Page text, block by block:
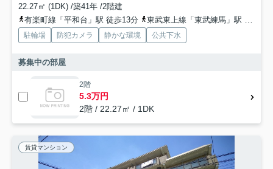
22.27㎡ (1DK) /築41年 /2階建
有楽町線「平和台」駅 徒歩13分
東武東上線「東武練馬」駅 徒歩13分
駐輪場 防犯カメラ 静かな環境 公共下水
募集中の部屋
2階
5.3万円
2階 / 22.27㎡ / 1DK
賃貸マンション